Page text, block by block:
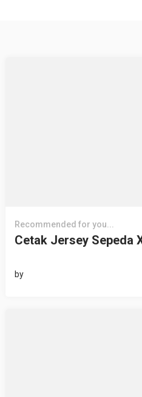
Recommended for you...
Cetak Jersey Sepeda
by